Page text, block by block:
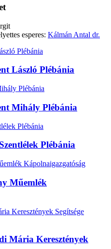
esperes: Kálmán Antal dr.
László Plébánia
Mihály Plébánia
Plébánia
Műemlék
Mária Keresztények